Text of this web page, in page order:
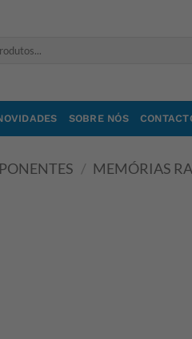
SOBRE NÓS
/ MEMÓRIAS